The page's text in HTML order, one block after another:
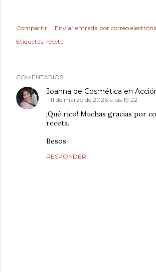
Compartir
Enviar entrada por correo
Etiquetas: receta
COMENTARIOS
Joanna de Cosmética en
11 de marzo de 2026 a las 19:22
¡Qué rico! Muchas gracias por
receta.
Besos
RESPONDER